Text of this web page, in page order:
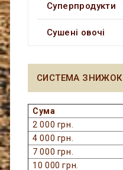
Суперпродукти
Сушені овочі
СИСТЕМА ЗНИЖОК
Сума
2 000 грн.
4 000 грн.
7 000 грн.
10 000 грн.